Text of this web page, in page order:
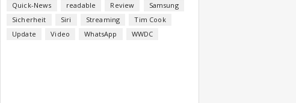
Quick-News
readable Review
Samsung
Sicherheit
Siri Streaming
Tim Cook
Update
Video WhatsApp WWDC